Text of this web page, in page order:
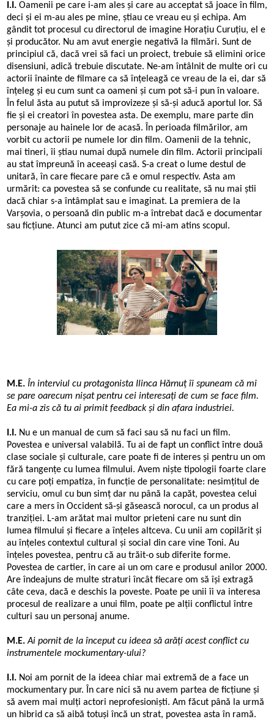
I.I. Oamenii pe care i-am ales și care au acceptat să joace în film,
deci și ei m-au ales pe mine, știau ce vreau eu și echipa. Am
gândit tot procesul cu directorul de imagine Horațiu Curuțiu, el e
și producător. Nu am avut energie negativă la filmări. Sunt de
principiul că, dacă vrei să faci un proiect, trebuie să elimini orice
disensiuni, adică trebuie discutate. Ne-am întâlnit de multe ori cu
actorii înainte de filmare ca să înțeleagă ce vreau de la ei, dar să
înțeleg și eu cum sunt ca oameni și cum pot să-i pun în valoare.
În felul ăsta au putut să improvizeze și să-și aducă aportul lor. Să
fie și ei creatori în povestea asta. De exemplu, mare parte din
personaje au hainele lor de acasă. În perioada filmărilor, am
vorbit cu actorii pe numele lor din film. Oamenii de la tehnic,
mai tineri, îi știau numai după numele din film. Actorii principali
au stat împreună în aceeași casă. S-a creat o lume destul de
unitară, în care fiecare pare că e omul respectiv. Asta am
urmărit: ca povestea să se confunde cu realitate, să nu mai știi
dacă chiar s-a întâmplat sau e imaginat. La premiera de la
Varșovia, o persoană din public m-a întrebat dacă e documentar
sau ficțiune. Atunci am putut zice că mi-am atins scopul.
M.E. În interviul cu protagonista Ilinca Hărnuț îi spuneam că mi
se pare oarecum nișat pentru cei interesați de cum se face film.
Ea mi-a zis că tu ai primit feedback și din afara industriei.
I.I. Nu e un manual de cum să faci sau să nu faci un film.
Povestea e universal valabilă. Tu ai de fapt un conflict între două
clase sociale și culturale, care poate fi de interes și pentru un om
fără tangențe cu lumea filmului. Avem niște tipologii foarte clare
cu care poți empatiza, în funcție de personalitate: nesimțitul de
serviciu, omul cu bun simț dar nu până la capăt, povestea celui
care a mers în Occident să-și găsească norocul, ca un produs al
tranziției. L-am arătat mai multor prieteni care nu sunt din
lumea filmului și fiecare a înțeles altceva. Cu unii am copilărit și
au înțeles contextul cultural și social din care vine Toni. Au
înțeles povestea, pentru că au trăit-o sub diferite forme.
Povestea de cartier, în care ai un om care e produsul anilor 2000.
Are îndeajuns de multe straturi încât fiecare om să își extragă
câte ceva, dacă e deschis la poveste. Poate pe unii îi va interesa
procesul de realizare a unui film, poate pe alții conflictul între
culturi sau un personaj anume.
M.E. Ai pornit de la început cu ideea să arăți acest conflict cu
instrumentele mockumentary-ului?
I.I. Noi am pornit de la ideea chiar mai extremă de a face un
mockumentary pur. În care nici să nu avem partea de ficțiune și
să avem mai mulți actori neprofesioniști. Am făcut până la urmă
un hibrid ca să aibă totuși încă un strat, povestea asta în ramă.